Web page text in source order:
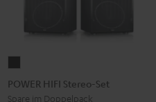
HIFI
Stereo-
POWER HIFI Stereo-Set
Spare im Doppelpack